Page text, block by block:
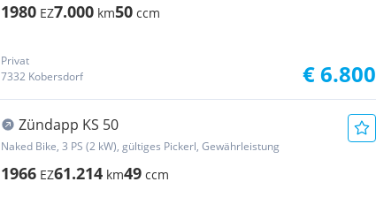
1980 EZ7.000 km50 ccm
Privat
7332 Kobersdorf
€ 6.800
Zündapp KS 50
Naked Bike, 3 PS (2 kW), gültiges Pickerl, Gewährleistung
1966 EZ61.214 km49 ccm